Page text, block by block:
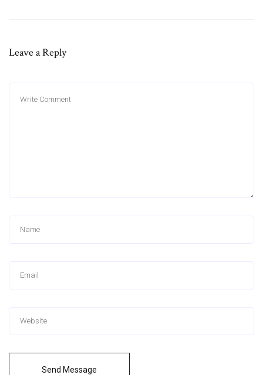
Leave a Reply
Send Message